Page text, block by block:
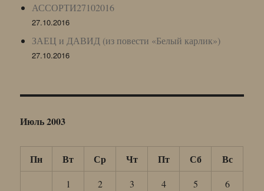
АССОРТИ27102016
27.10.2016
ЗАЕЦ и ДАВИД (из повести «Белый карлик»)
27.10.2016
Июль 2003
Пн Вт Ср Чт Пт Сб Вс
1 2 3 4 5
6